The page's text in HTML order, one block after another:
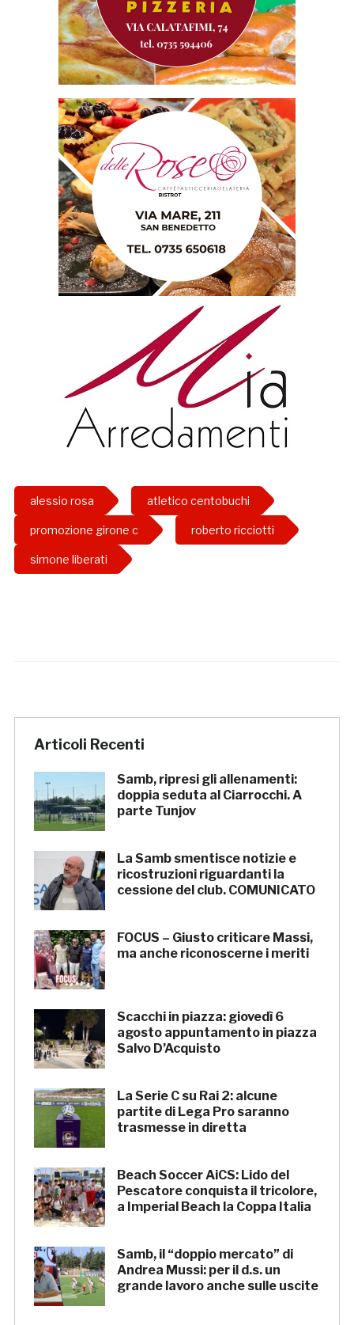
alessio rosa atletico centobuchi
promozione girone c roberto ricciotti
simone liberati
Articoli Recenti
Samb, ripresi gli allenamenti:
doppia seduta al Ciarrocchi. A
parte Tunjov
La Samb smentisce notizie e
ricostruzioni riguardanti la
cessione del club. COMUNICATO
FOCUS – Giusto criticare Massi,
ma anche riconoscerne i meriti
Scacchi in piazza: giovedì 6
agosto appuntamento in piazza
Salvo D’Acquisto
La Serie C su Rai 2: alcune
partite di Lega Pro saranno
trasmesse in diretta
Beach Soccer AiCS: Lido del
Pescatore conquista il tricolore,
a Imperial Beach la Coppa Italia
Samb, il “doppio mercato” di
Andrea Mussi: per il d.s. un
grande lavoro anche sulle uscite